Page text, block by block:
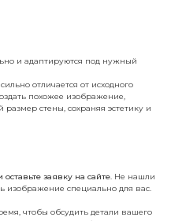
и адаптируются под нужный
отличается от исходного
похожее изображение,
стены, сохраняя эстетику и
заявку на сайте. Не нашли
изображение специально для вас.
чтобы обсудить детали вашего